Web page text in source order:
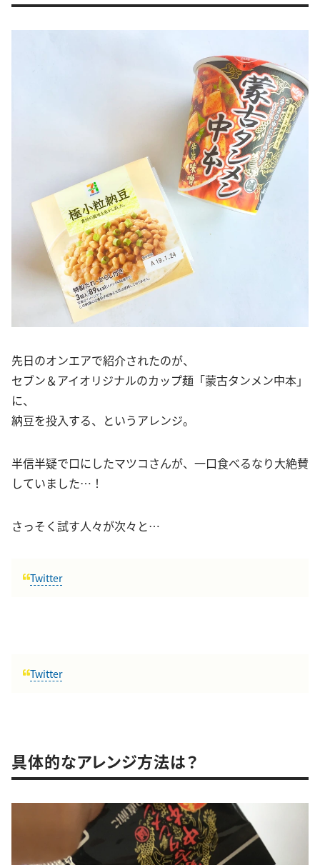
先日のオンエアで紹介されたのが、
セブン＆アイオリジナルのカップ麺「蒙古タンメン中本」
に、
納豆を投入する、というアレンジ。
半信半疑で口にしたマツコさんが、一口食べるなり大絶賛
していました…！
さっそく試す人々が次々と…
Twitter
Twitter
具体的なアレンジ方法は？